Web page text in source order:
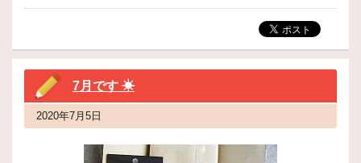
7月です ☀
2020年7月5日